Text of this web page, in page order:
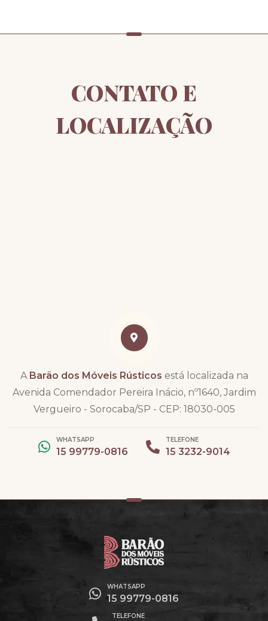
CONTATO E
LOCALIZAÇÃO
A Barão dos Móveis Rústicos está localizada na
Avenida Comendador Pereira Inácio, nº1640, Jardim
Vergueiro - Sorocaba/SP - CEP: 18030-005
WHATSAPP
15 99779-0816
TELEFONE
15 3232-9014
WHATSAPP
15 99779-0816
TELEFONE